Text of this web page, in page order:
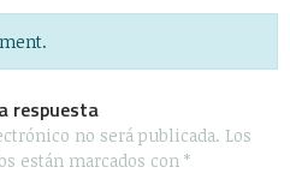
respuesta
no será publicada. Los
están marcados con *